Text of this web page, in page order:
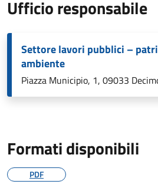
Ufficio responsabile
Settore lavori pubblici –
ambiente
Piazza Municipio, 1, 09033
Formati disponibili
PDF